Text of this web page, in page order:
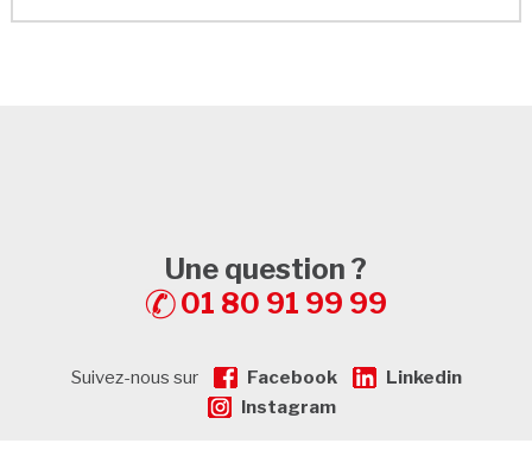
Une question ?
01 80 91 99 99
Suivez-nous sur Facebook
Linkedin
Instagram